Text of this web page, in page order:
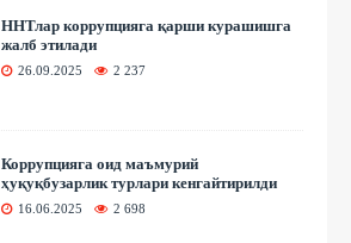
ННТлар коррупцияга қарши курашишга
жалб этилади
26.09.2025 2 237
Коррупцияга оид маъмурий
ҳуқуқбузарлик турлари кенгайтирилди
16.06.2025 2 698